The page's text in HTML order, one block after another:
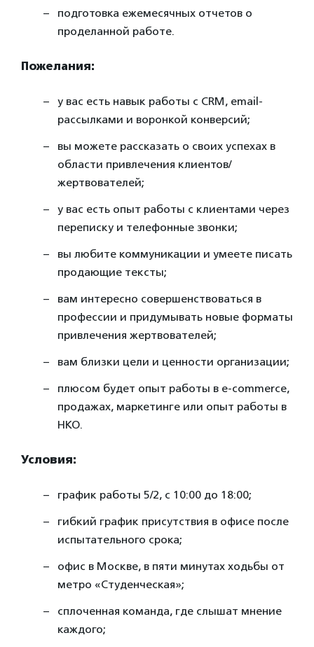
подготовка ежемесячных отчетов о
проделанной работе.
Пожелания:
у вас есть навык работы с CRM, еmail-
рассылками и воронкой конверсий;
вы можете рассказать о своих успехах в
области привлечения клиентов/
жертвователей;
у вас есть опыт работы с клиентами через
переписку и телефонные звонки;
вы любите коммуникации и умеете писать
продающие тексты;
вам интересно совершенствоваться в
профессии и придумывать новые форматы
привлечения жертвователей;
вам близки цели и ценности организации;
плюсом будет опыт работы в e-commerce,
продажах, маркетинге или опыт работы в
НКО.
Условия:
график работы 5/2, с 10:00 до 18:00;
гибкий график присутствия в офисе после
испытательного срока;
офис в Москве, в пяти минутах ходьбы от
метро «Студенческая»;
сплоченная команда, где слышат мнение
каждого;